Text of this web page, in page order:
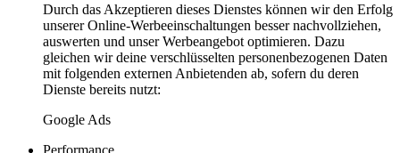
Durch das Akzeptieren dieses Dienstes können wir den Erfolg
unserer Online-Werbeeinschaltungen besser nachvollziehen,
auswerten und unser Werbeangebot optimieren. Dazu
gleichen wir deine verschlüsselten personenbezogenen Daten
mit folgenden externen Anbietenden ab, sofern du deren
Dienste bereits nutzt:
Google Ads
Performance